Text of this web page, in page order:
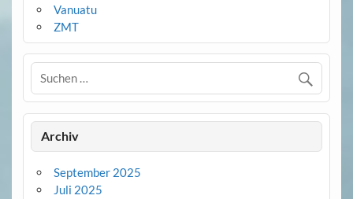
Vanuatu
ZMT
Archiv
September 2025
Juli 2025